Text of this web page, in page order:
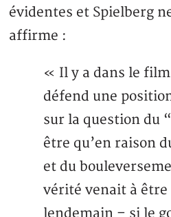
évidentes et Spielberg
affirme :
« Il y a dans le
défend une
sur la question du
être qu’en raison
et du
vérité venait à être
lendemain – si le